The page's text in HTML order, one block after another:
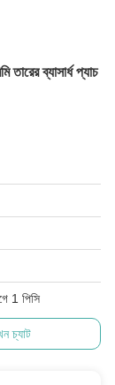
ব্যাসার্ধ প্যাচ
1 পিসি
চ্যাট